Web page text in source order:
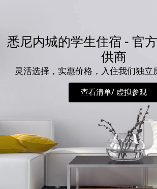
悉尼内城的学生住宿 - 官
供商
灵活选择，实惠价格，入住我们独立
查看清单/ 虚拟参观